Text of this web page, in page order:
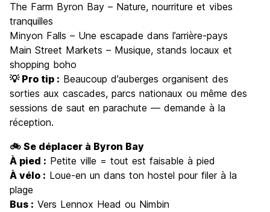
The Farm Byron Bay – Nature, nourriture et vibes
tranquilles
Minyon Falls – Une escapade dans l’arrière-pays
Main Street Markets – Musique, stands locaux et
shopping boho
💡 Pro tip : Beaucoup d’auberges organisent des
sorties aux cascades, parcs nationaux ou même des
sessions de saut en parachute — demande à la
réception.
🚲 Se déplacer à Byron Bay
À pied : Petite ville = tout est faisable à pied
À vélo : Loue-en un dans ton hostel pour filer à la
plage
Bus : Vers Lennox Head ou Nimbin